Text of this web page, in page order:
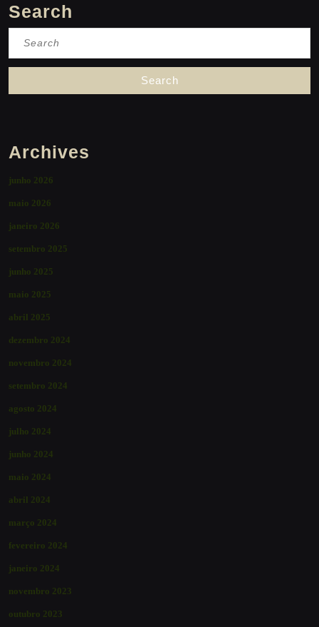
Search
Archives
junho 2026
maio 2026
janeiro 2026
setembro 2025
junho 2025
maio 2025
abril 2025
dezembro 2024
novembro 2024
setembro 2024
agosto 2024
julho 2024
junho 2024
maio 2024
abril 2024
março 2024
fevereiro 2024
janeiro 2024
novembro 2023
outubro 2023